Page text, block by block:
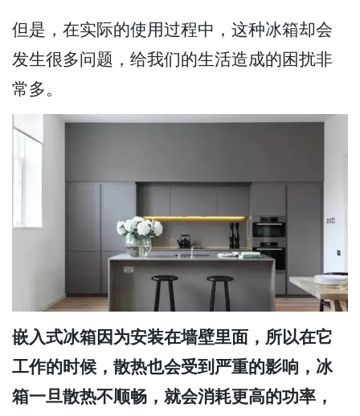
但是，在实际的使用过程中，这种冰箱却会
发生很多问题，给我们的生活造成的困扰非
常多。
嵌入式冰箱因为安装在墙壁里面，所以在它
工作的时候，散热也会受到严重的影响，冰
箱一旦散热不顺畅，就会消耗更高的功率，